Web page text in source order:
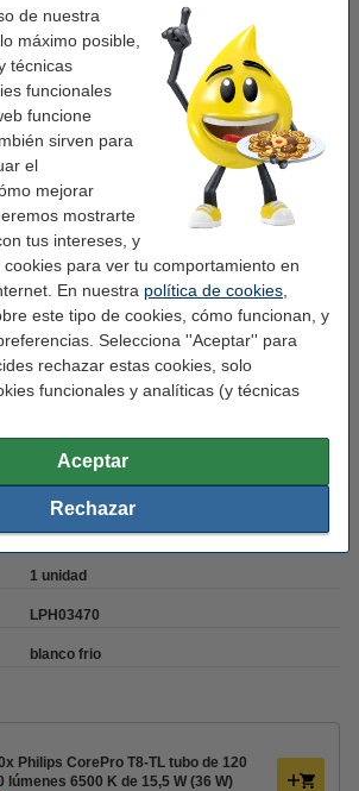
de nuestra
máximo posible,
técnicas
funcionales
funcione
sirven para
el
mejorar
mostrarte
tus intereses, y
para ver tu comportamiento en
En nuestra política de cookies
este tipo de cookies, cómo funcionan, y
Selecciona ''Aceptar'' para
rechazar estas cookies, solo
funcionales y analíticas (y técnicas
Aceptar
Rechazar
116
G13
mate
vidrio
no
50000
120 x 2,8 cm
240
220 - 240 V
80
50-60Hz
-20 a +45 °C
E
1 unidad
LPH03470
blanco frio
Philips CorePro T8-TL tubo de 120
lúmenes 6500 K de 15,5 W (36 W)